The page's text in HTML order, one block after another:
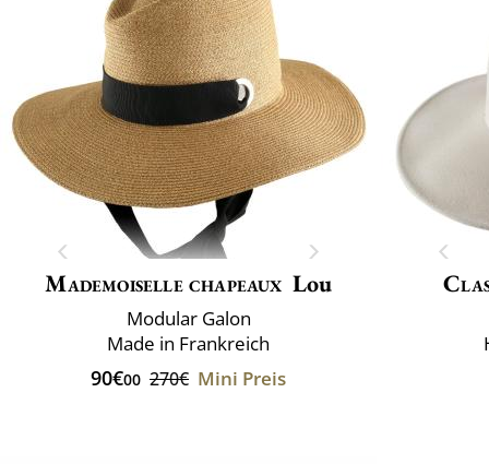
Mademoiselle chapeaux Lou
Modular Galon
Made in Frankreich
90€00 270€ Mini Preis